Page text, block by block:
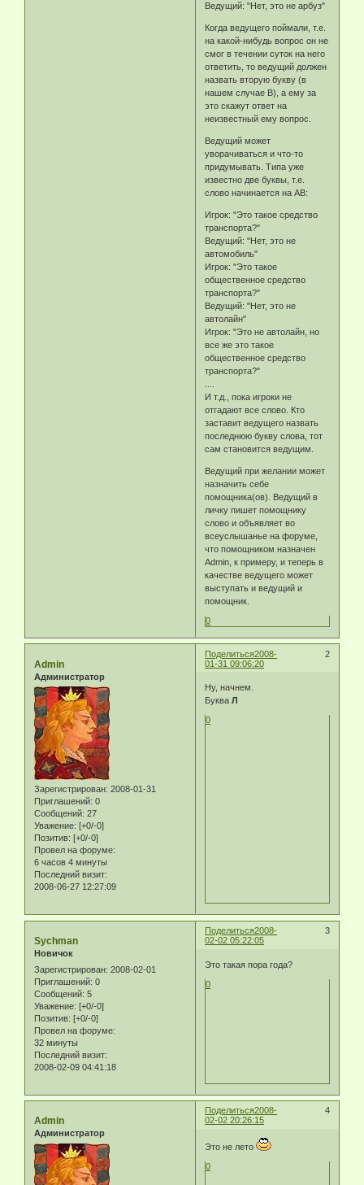
Ведущий: "Нет, это не арбуз"
Когда ведущего поймали, т.е.
на какой-нибудь вопрос он не
смог в течении суток на него
ответить, то ведущий должен
назвать вторую букву (в
нашем случае В), а ему за
это скажут ответ на
неизвестный ему вопрос.
Ведущий может
уворачиваться и что-то
придумывать. Типа уже
известно две буквы, т.е.
слово начинается на АВ:
Игрок: "Это такое средство
транспорта?"
Ведущий: "Нет, это не
автомобиль"
Игрок: "Это такое
общественное средство
транспорта?"
Ведущий: "Нет, это не
автолайн"
Игрок: "Это не автолайн, но
все же это такое
общественное средство
транспорта?"
И т.д., пока игроки не
отгадают все слово. Кто
заставит ведущего назвать
последнюю букву слова, тот
сам становится ведущим.
Ведущий при желании может
назначить себе
помощника(ов). Ведущий в
личку пишет помощнику
слово и объявляет во
всеуслышанье на форуме,
что помощником назначен
Admin, к примеру, и теперь в
качестве ведущего может
выступать и ведущий и
помощник.
0
Поделиться 2
2008-
01-31 09:06:20
Admin
Администратор
Зарегистрирован: 2008-01-31
Приглашений: 0
Сообщений: 27
Уважение: [+0/-0]
Позитив: [+0/-0]
Провел на форуме:
6 часов 4 минуты
Последний визит:
2008-06-27 12:27:09
Ну, начнем.
БукваЛ
0
Поделиться 3
2008-
02-02 05:22:05
Sychman
Новичок
Зарегистрирован: 2008-02-01
Приглашений: 0
Сообщений: 5
Уважение: [+0/-0]
Позитив: [+0/-0]
Провел на форуме:
32 минуты
Последний визит:
2008-02-09 04:41:18
Это такая пора года?
0
Поделиться 4
2008-
02-02 20:26:15
Admin
Администратор
Это не лето
0